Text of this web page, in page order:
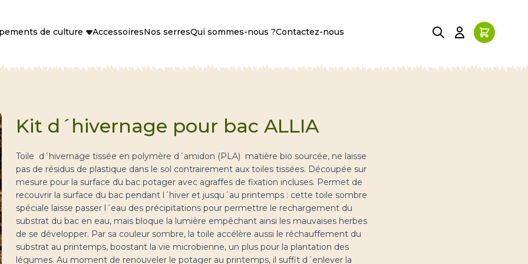
de culture AccessoiresNos serresQui sommes-nous ?Contactez-nous
Kit d´hivernage pour bac ALLIA
Toile d´hivernage tissée en polymère d´amidon (PLA) matière bio sourcée, ne laisse
pas de résidus de plastique dans le sol contrairement aux toiles tissées. Découpée sur
mesure pour la surface du bac potager avec agraffes de fixation incluses. Permet de
recouvrir la surface du bac pendant l´hiver et jusqu´au printemps : cette toile sombre
spéciale laisse passer l´eau des précipitations pour permettre le rechargement du
substrat du bac en eau, mais bloque la lumière empêchant ainsi les mauvaises herbes
de se développer. Par sa couleur sombre, la toile accélère aussi le réchauffement du
substrat au printemps, boostant la vie microbienne, un plus pour la plantation des
légumes. Au moment de renouveler le potager au printemps, il suffit d´enlever la